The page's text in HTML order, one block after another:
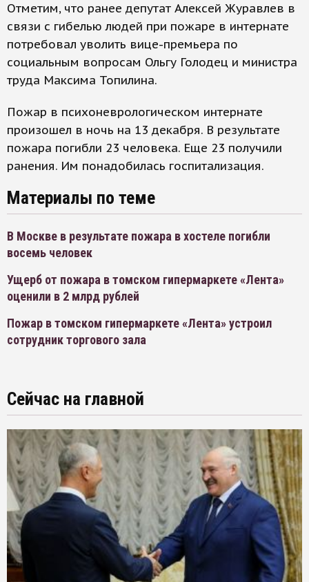
Отметим, что ранее депутат Алексей Журавлев в
связи с гибелью людей при пожаре в интернате
потребовал уволить вице-премьера по
социальным вопросам Ольгу Голодец и министра
труда Максима Топилина.
Пожар в психоневрологическом интернате
произошел в ночь на 13 декабря. В результате
пожара погибли 23 человека. Еще 23 получили
ранения. Им понадобилась госпитализация.
Материалы по теме
В Москве в результате пожара в хостеле погибли
восемь человек
Ущерб от пожара в томском гипермаркете «Лента»
оценили в 2 млрд рублей
Пожар в томском гипермаркете «Лента» устроил
сотрудник торгового зала
Сейчас на главной